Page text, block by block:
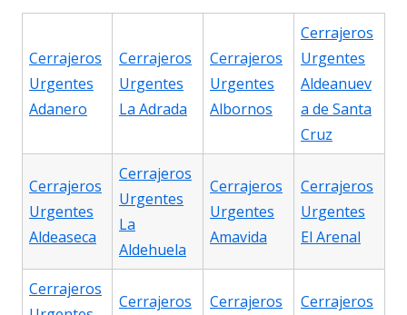
Cerrajeros
Urgentes
Adanero
Cerrajeros
Urgentes
La Adrada
Cerrajeros
Urgentes
Albornos
Cerrajeros
Urgentes
Aldeanuev
a de Santa
Cruz
Cerrajeros
Urgentes
Aldeaseca
Cerrajeros
Urgentes
La
Aldehuela
Cerrajeros
Urgentes
Amavida
Cerrajeros
Urgentes
El Arenal
Cerrajeros
Cerrajeros
Cerrajeros
Cerrajeros